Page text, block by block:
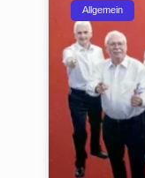
Allgemein